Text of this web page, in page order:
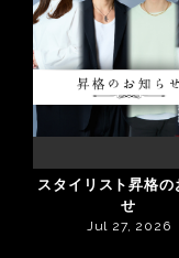
スタイリスト昇格の
せ
Jul 27, 2026